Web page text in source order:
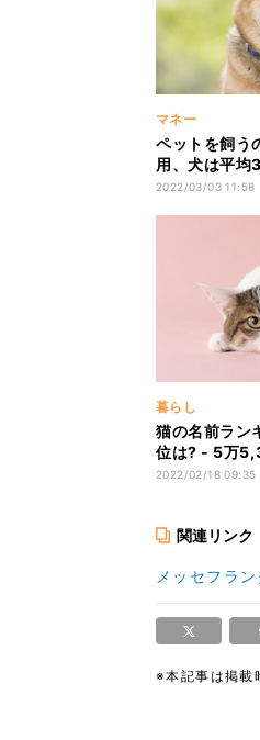
マネー
ペットを飼う
用、犬は平均
2022/03/03 11:58
暮らし
猫の名前ラン
位は? - 5万
2022/02/18 09:35
関連リンク
メッセフラ
※本記事は掲載